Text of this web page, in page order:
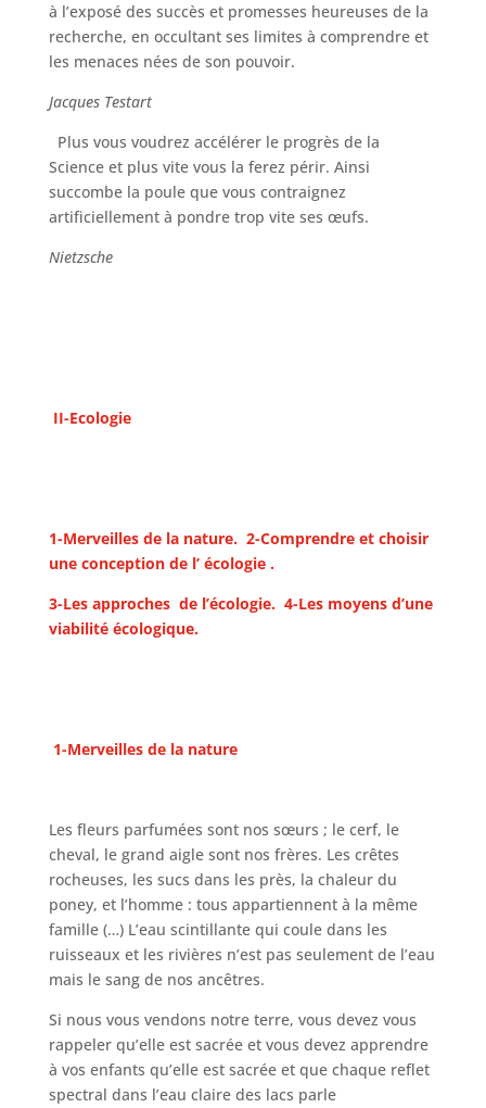
à l’exposé des succès et promesses heureuses de la
recherche, en occultant ses limites à comprendre et
les menaces nées de son pouvoir.
Jacques Testart
Plus vous voudrez accélérer le progrès de la
Science et plus vite vous la ferez périr. Ainsi
succombe la poule que vous contraignez
artificiellement à pondre trop vite ses œufs.
Nietzsche
II-Ecologie
1-Merveilles de la nature. 2-Comprendre et choisir
une conception de l’ écologie .
3-Les approches de l’écologie. 4-Les moyens d’une
viabilité écologique.
1-Merveilles de la nature
Les fleurs parfumées sont nos sœurs ; le cerf, le
cheval, le grand aigle sont nos frères. Les crêtes
rocheuses, les sucs dans les près, la chaleur du
poney, et l’homme : tous appartiennent à la même
famille (…) L’eau scintillante qui coule dans les
ruisseaux et les rivières n’est pas seulement de l’eau
mais le sang de nos ancêtres.
Si nous vous vendons notre terre, vous devez vous
rappeler qu’elle est sacrée et vous devez apprendre
à vos enfants qu’elle est sacrée et que chaque reflet
spectral dans l’eau claire des lacs parle